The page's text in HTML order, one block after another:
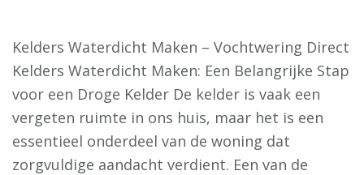
Kelders Waterdicht Maken – Vochtwering Direct
Kelders Waterdicht Maken: Een Belangrijke Stap
voor een Droge Kelder De kelder is vaak een
vergeten ruimte in ons huis, maar het is een
essentieel onderdeel van de woning dat
zorgvuldige aandacht verdient. Een van de